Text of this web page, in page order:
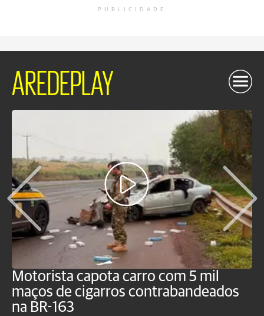
PUBLICIDADE
AREDEPLAY
Motorista capota carro com 5 mil
maços de cigarros contrabandeados
na BR-163